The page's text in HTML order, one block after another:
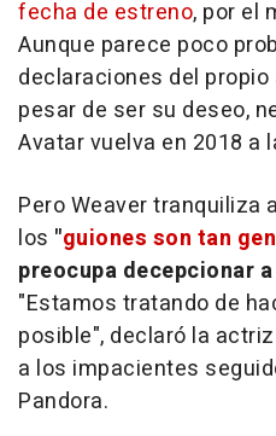
fecha de estreno, por el
Aunque parece poco
declaraciones del propio
pesar de ser su deseo,
Avatar vuelva en 2018 a
Pero Weaver tranquiliza
los "guiones son tan
preocupa decepcionar
"Estamos tratando de
posible", declaró la
a los impacientes
Pandora.